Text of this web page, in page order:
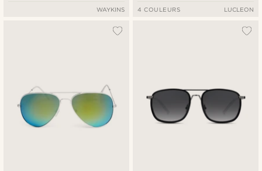
WAYKINS 4 COULEURS LUCLEON